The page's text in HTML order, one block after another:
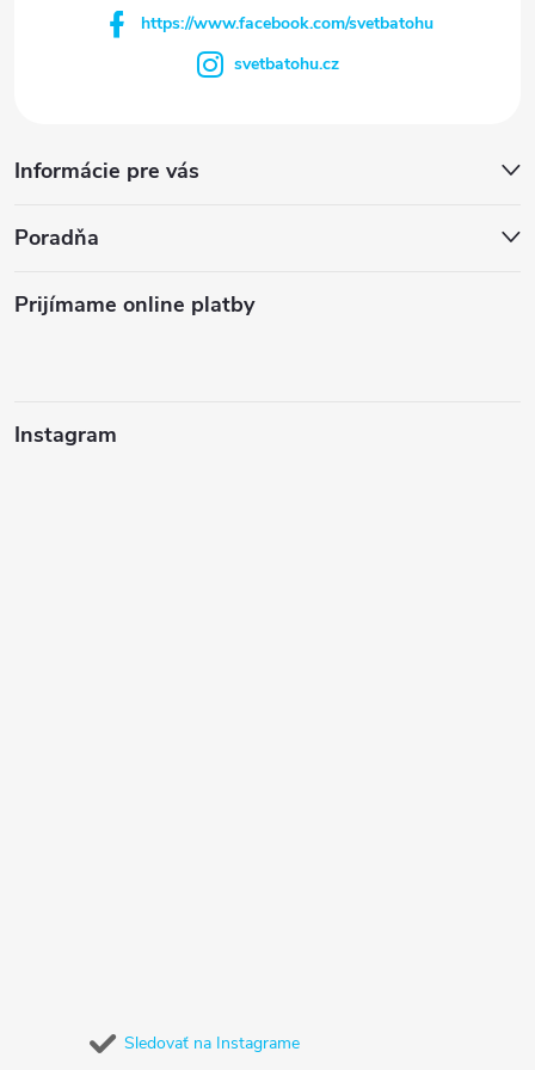
https://www.facebook.com/svetbatohu
svetbatohu.cz
Informácie pre vás
Poradňa
Prijímame online platby
Instagram
Sledovať na Instagrame